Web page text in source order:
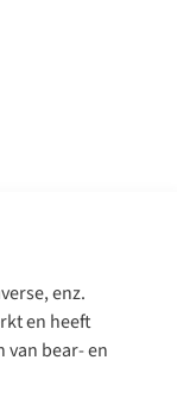
enz.
en heeft
van bear- en